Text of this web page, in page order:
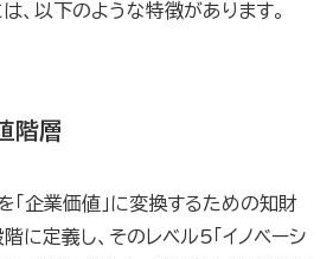
、以下のような特徴があります。
階層
「企業価値」に変換するための知財
に定義し、そのレベル5「イノベーシ